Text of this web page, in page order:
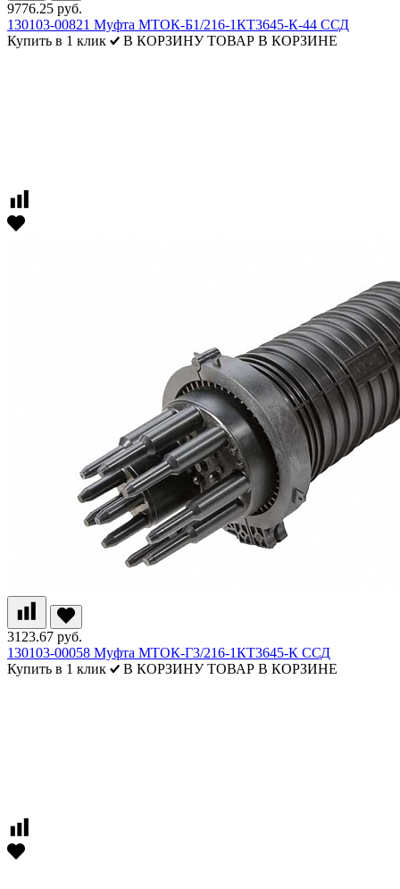
9776.25 руб.
130103-00821 Муфта МТОК-Б1/216-1КТ3645-К-44 ССД
Купить в 1 клик
В КОРЗИНУ ТОВАР В КОРЗИНЕ
3123.67 руб.
130103-00058 Муфта МТОК-Г3/216-1КТ3645-К ССД
Купить в 1 клик
В КОРЗИНУ ТОВАР В КОРЗИНЕ